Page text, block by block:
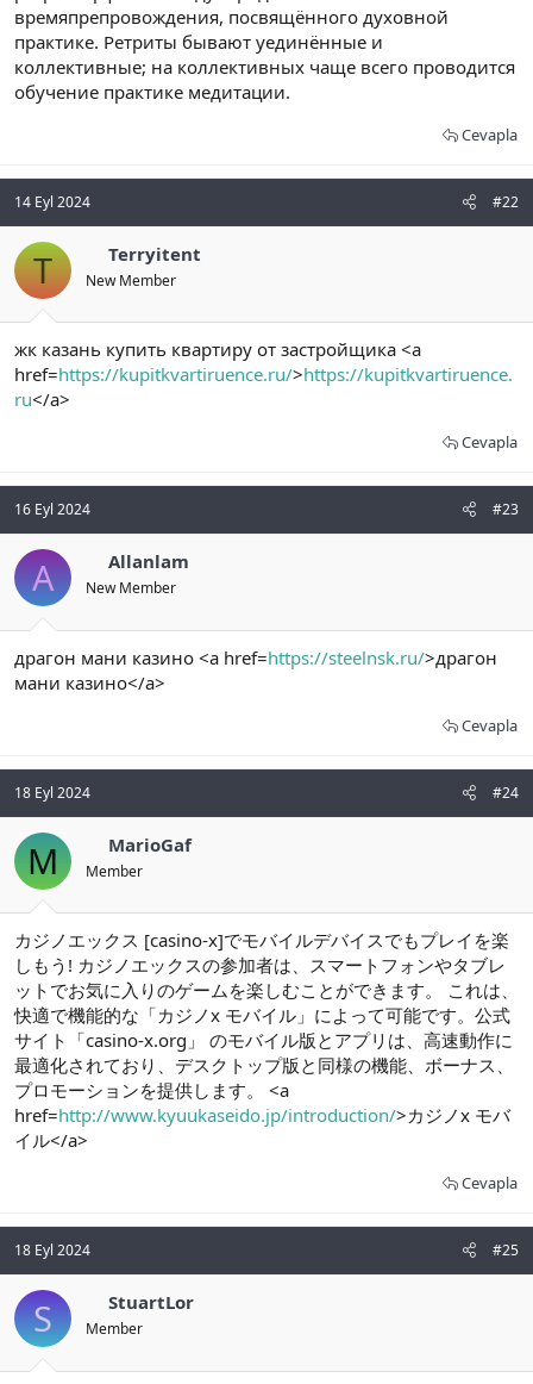
n
i
времяпрепровождения, посвящённого духовной
практике. Ретриты бывают уединённые и
коллективные; на коллективных чаще всего проводится
обучение практике медитации.
Cevapla
14 Eyl 2024 #22
T Terryitent
New Member
жк казань купить квартиру от застройщика <a
href=https://kupitkvartiruence.ru/>https://kupitkvartiruence.
ru</a>
Cevapla
16 Eyl 2024 #23
A Allanlam
New Member
драгон мани казино <a href=https://steelnsk.ru/>драгон
мани казино</a>
Cevapla
18 Eyl 2024 #24
M MarioGaf
Member
カジノエックス [casino-x]でモバイルデバイスでもプレイを楽
しもう! カジノエックスの参加者は、スマートフォンやタブレ
ットでお気に入りのゲームを楽しむことができます。 これは、
快適で機能的な「カジノx モバイル」によって可能です。公式
サイト「casino-x.org」 のモバイル版とアプリは、高速動作に
最適化されており、デスクトップ版と同様の機能、ボーナス、
プロモーションを提供します。 <a
href=http://www.kyuukaseido.jp/introduction/>カジノx モバ
イル</a>
Cevapla
18 Eyl 2024 #25
S StuartLor
Member